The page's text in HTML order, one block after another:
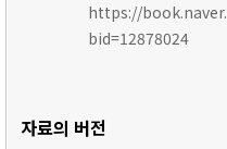
https://
bid=12878024
자료의 버전